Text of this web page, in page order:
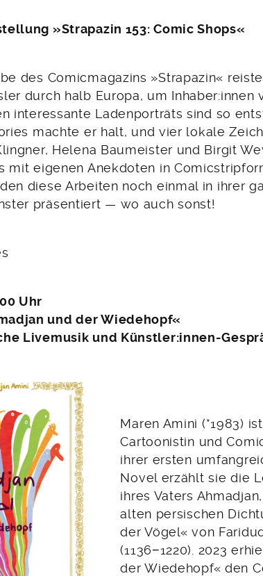
»Strapazin 153: Comic Shops«
des Comicmagazins »Strapazin«
durch halb Europa, um Inhaber:innen
interessante Ladenporträts sind so
machte er halt, und vier lokale
Helena Baumeister und Birgit
mit eigenen Anekdoten in
diese Arbeiten noch einmal in ihrer
präsentiert — wo auch sonst!
Uhr
und der Wiedehopf«
Livemusik und Künstler:innen-
Maren Amini (*1983)
Cartoonistin und
ihrer ersten
Novel erzählt sie die
ihres Vaters
alten persischen
der Vögel« von
(1136−1220). 2023
der Wiedehopf« den